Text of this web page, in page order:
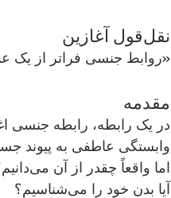
نقل‌قول آغازین
«روابط جنسی فراتر از یک
مقدمه
وابستگی عاطفی به پیوند
اما واقعاً چقدر از آن می‌دانیم؟
آیا بدن خود را می‌شناسیم؟